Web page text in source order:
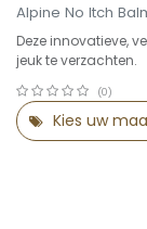
Alpine No Itch
Deze innovatieve,
jeuk te verzachten.
(0)
Kies uw